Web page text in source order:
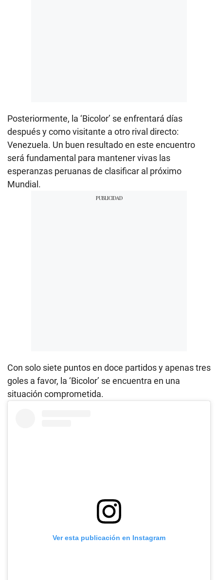
Posteriormente, la ‘Bicolor’ se enfrentará días
después y como visitante a otro rival directo:
Venezuela. Un buen resultado en este encuentro
será fundamental para mantener vivas las
esperanzas peruanas de clasificar al próximo
Mundial.
Con solo siete puntos en doce partidos y apenas tres
goles a favor, la ‘Bicolor’ se encuentra en una
situación comprometida.
Ver esta publicación en Instagram